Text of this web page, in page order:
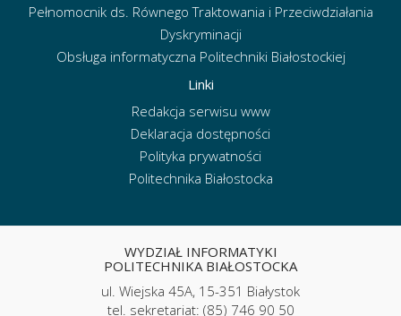
Pełnomocnik ds. Równego Traktowania i Przeciwdziałania
Dyskryminacji
Obsługa informatyczna Politechniki Białostockiej
Linki
Redakcja serwisu www
Deklaracja dostępności
Polityka prywatności
Politechnika Białostocka
WYDZIAŁ INFORMATYKI
POLITECHNIKA BIAŁOSTOCKA
ul. Wiejska 45A, 15-351 Białystok
tel. sekretariat: (85) 746 90 50